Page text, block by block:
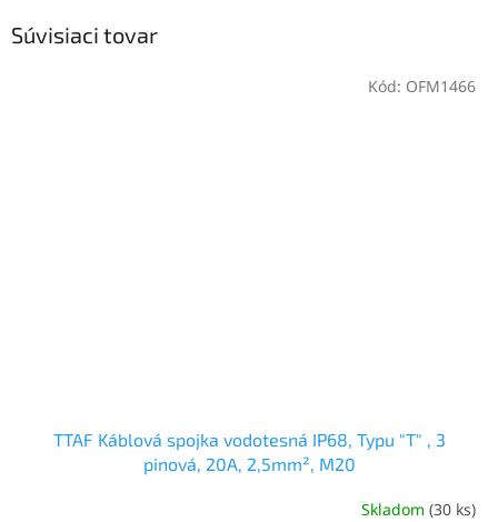
Súvisiaci tovar
TTAF Káblová spojka vodotesná IP68, Typu "T" , 3
pinová, 20A, 2,5mm², M20
Skladom(30 ks)
Kód: OFM1466